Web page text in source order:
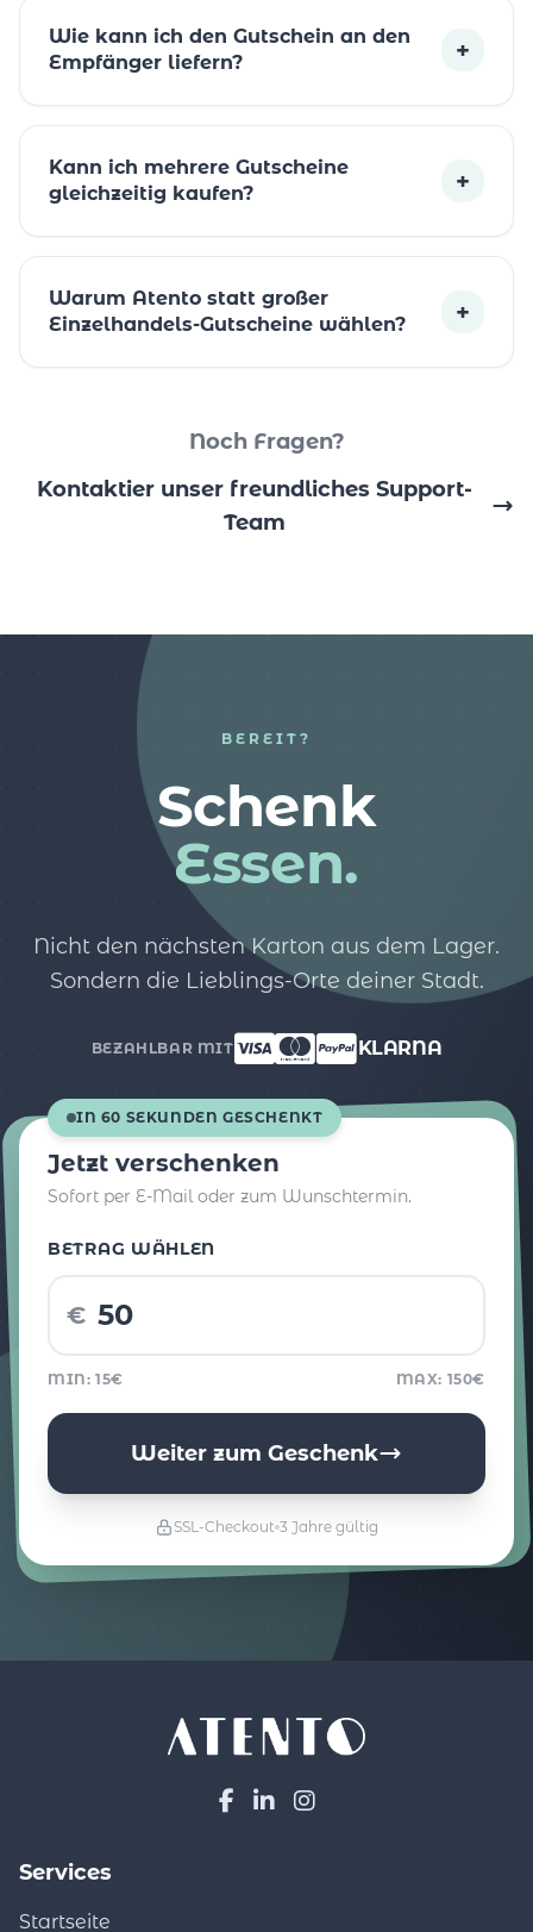
Wie kann ich den Gutschein an den
Empfänger liefern?
+
Kann ich mehrere Gutscheine
gleichzeitig kaufen?
+
Warum Atento statt großer
Einzelhandels-Gutscheine wählen?
+
Noch Fragen?
Kontaktier unser freundliches Support-
Team
BEREIT?
Schenk
Essen.
Nicht den nächsten Karton aus dem Lager.
Sondern die Lieblings-Orte deiner Stadt.
BEZAHLBAR MIT KLARNA
IN 60 SEKUNDEN GESCHENKT
Jetzt verschenken
Sofort per E-Mail oder zum Wunschtermin.
BETRAG WÄHLEN
€
MIN: 15€ MAX: 150€
Weiter zum Geschenk
SSL-Checkout 3 Jahre gültig
Services
Startseite